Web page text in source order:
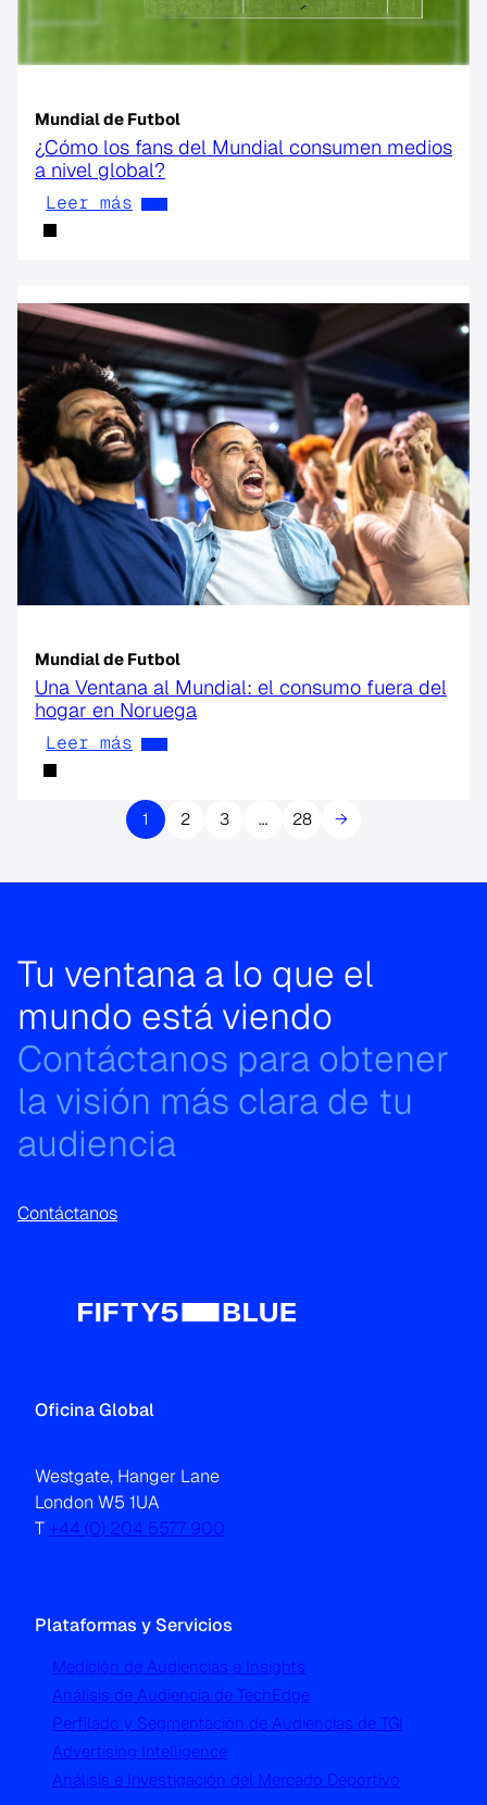
Mundial de Futbol
¿Cómo los fans del Mundial consumen medios
a nivel global?
Leer más
Mundial de Futbol
Una Ventana al Mundial: el consumo fuera del
hogar en Noruega
Leer más
1 2 3 … 28 →
Tu ventana a lo que el
mundo está viendo
Contáctanos para obtener
la visión más clara de tu
audiencia
Contáctanos
Oficina Global
Westgate, Hanger Lane
London W5 1UA
T +44 (0) 204 5577 900
Plataformas y Servicios
Medición de Audiencias e Insights
Análisis de Audiencia de TechEdge
Perfilado y Segmentación de Audiencias de TGI
Advertising Intelligence
Análisis e Investigación del Mercado Deportivo